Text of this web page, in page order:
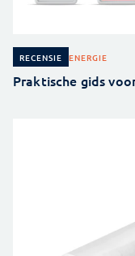
RECENSIE ENERGIE
Praktische gids